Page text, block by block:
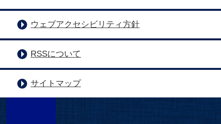
ウェブアクセシビリティ方針
RSSについて
サイトマップ